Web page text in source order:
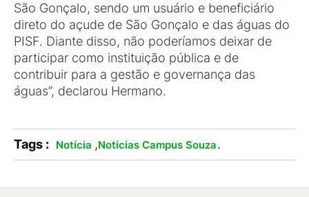
São Gonçalo, sendo um usuário e beneficiário
direto do açude de São Gonçalo e das águas do
PISF. Diante disso, não poderíamos deixar de
participar como instituição pública e de
contribuir para a gestão e governança das
águas”, declarou Hermano.
Tags : Notícia ,Notícias Campus Souza.